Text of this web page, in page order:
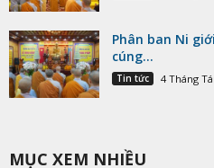
Phân ban Ni
cúng...
Tin tức 4 Tháng
MỤC XEM NHIỀU